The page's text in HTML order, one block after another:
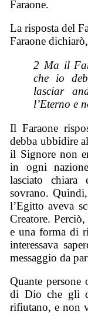
Faraone.
La risposta del
Faraone
2 Ma il
che io
lasciar
l’Eterno e
Il Faraone
debba ubbidire
il Signore non
in ogni
lasciato
sovrano.
l’Egitto aveva
Creatore.
e una forma di
interessava
messaggio da
Quante persone
di Dio che gli
rifiutano, e non